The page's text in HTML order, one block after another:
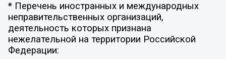
* Перечень иностранных и международных
неправительственных организаций,
деятельность которых признана
нежелательной на территории Российской
Федерации: